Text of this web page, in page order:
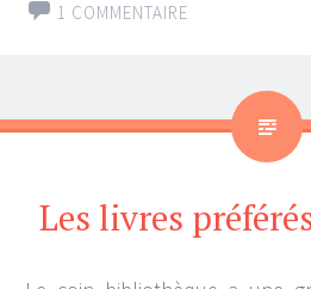
1 COMMENTAIRE
Les livres